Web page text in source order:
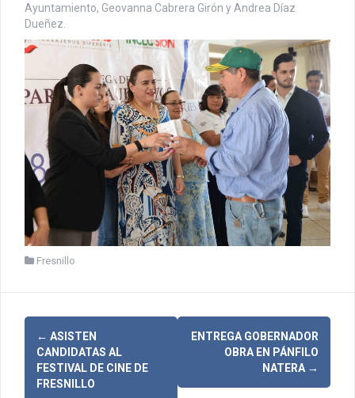
Ayuntamiento, Geovanna Cabrera Girón y Andrea Díaz
Dueñez.
Fresnillo
N← ASISTEN
CANDIDATAS AL
FESTIVAL DE CINE DE
FRESNILLO
ENTREGA GOBERNADOR
OBRA EN PÁNFILO
NATERA →